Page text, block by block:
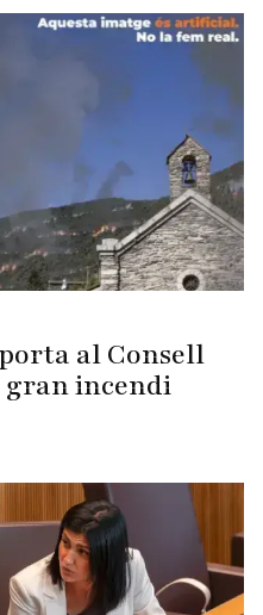
al Consell
gran incendi